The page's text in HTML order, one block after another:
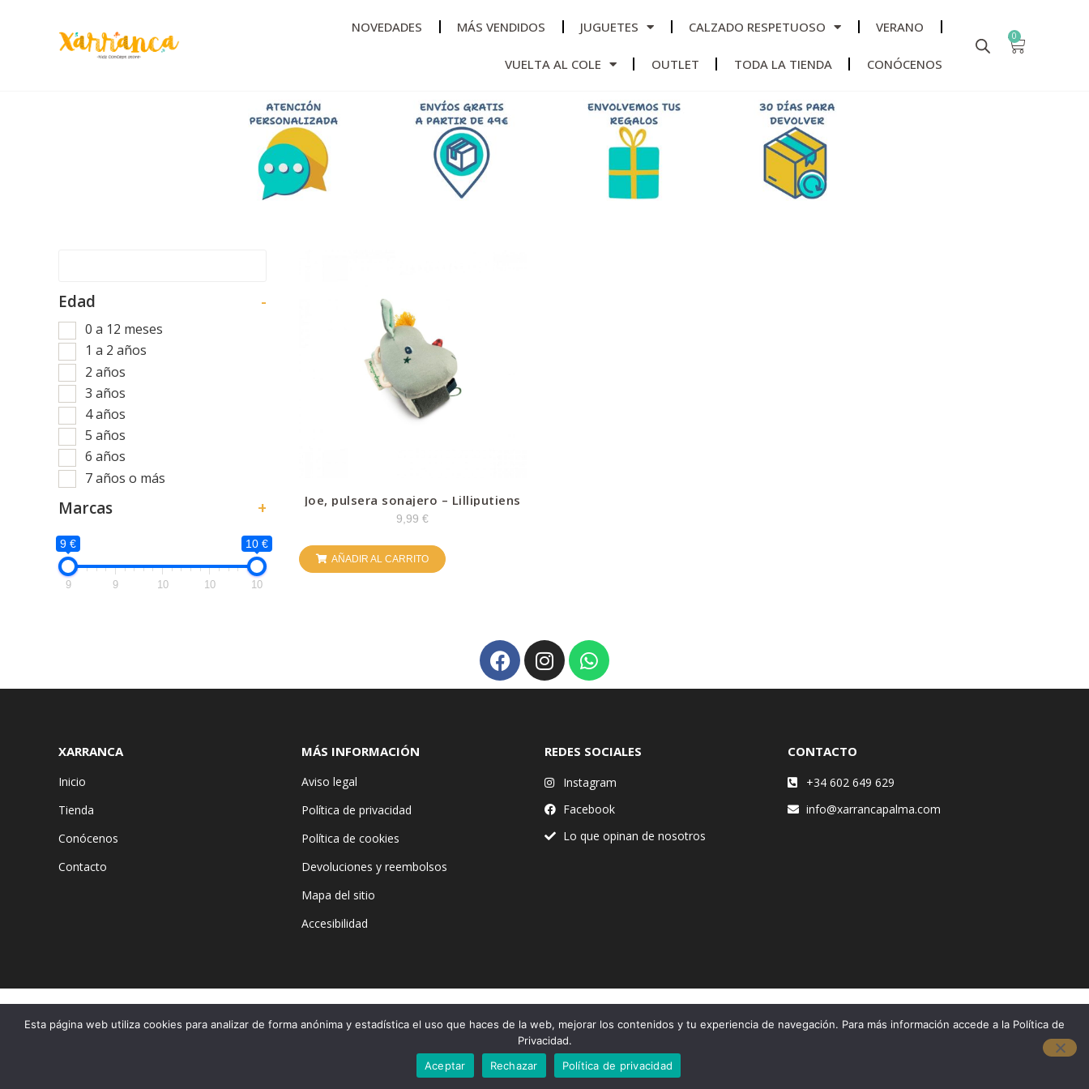
NOVEDADES MÁS VENDIDOS JUGUETES CALZADO RESPETUOSO VERANO
VUELTA AL COLE OUTLET TODA LA TIENDA CONÓCENOS
0
Edad -
0 a 12 meses
1 a 2 años
2 años
3 años
4 años
5 años
6 años
7 años o más
Marcas +
9 € 10 €
9 9 10 10 10
Joe, pulsera sonajero – Lilliputiens
9,99€
AÑADIR AL CARRITO
XARRANCA
Inicio
Tienda
Conócenos
Contacto
MÁS INFORMACIÓN
Aviso legal
Política de privacidad
Política de cookies
Devoluciones y reembolsos
Mapa del sitio
Accesibilidad
REDES SOCIALES
Instagram
Facebook
Lo que opinan de nosotros
CONTACTO
+34 602 649 629
info@xarrancapalma.com
Financiado por la Unión Europea – NextGenerationEU
Esta página web utiliza cookies para analizar de forma anónima y estadística el uso que haces de la web, mejorar los contenidos y tu experiencia de navegación. Para más información accede a la Política de
Privacidad.
Aceptar
Rechazar Política de privacidad